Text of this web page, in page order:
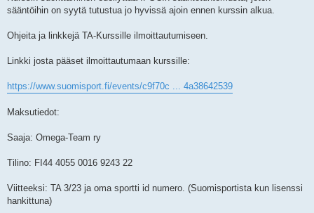
sääntöihin on syytä tutustua jo hyvissä ajoin ennen kurssin alkua.
Ohjeita ja linkkejä TA-Kurssille ilmoittautumiseen.
Linkki josta pääset ilmoittautumaan kurssille:
https://www.suomisport.fi/events/c9f70c ... 4a38642539
Maksutiedot:
Saaja: Omega-Team ry
Tilino: FI44 4055 0016 9243 22
Viitteeksi: TA 3/23 ja oma sportti id numero. (Suomisportista kun lisenssi
hankittuna)